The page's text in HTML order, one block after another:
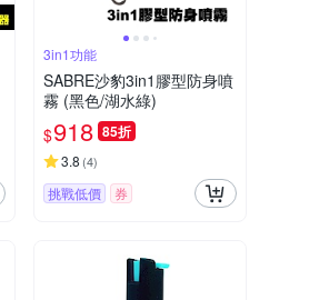
3in1功能
SABRE沙豹3in1膠型防身噴
霧 (黑色/湖水綠)
$918 85折
3.8 (4)
挑戰低價 券